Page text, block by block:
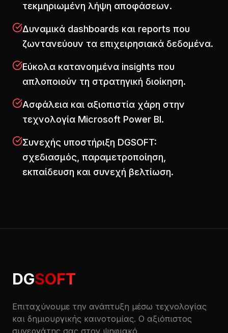
τεκμηριωμένη λήψη αποφάσεων.
Δυναμικά dashboards και reports που
ζωντανεύουν τα επιχειρησιακά δεδομένα.
Εύκολα κατανοημένα insights που
απλοποιούν τη στρατηγική διοίκηση.
Ασφάλεια και αξιοπιστία χάρη στην
τεχνολογία Microsoft Power BI.
Συνεχής υποστήριξη DGSOFT:
σχεδιασμός, παραμετροποίηση,
εκπαίδευση και συνεχή βελτίωση.
DGSOFT
Επιταχύνουμε την ανάπτυξη μέσω τεχνολογίας
και δημιουργικής καινοτομίας. Ο αξιόπιστος
συνεργάτης σας στον ψηφιακό